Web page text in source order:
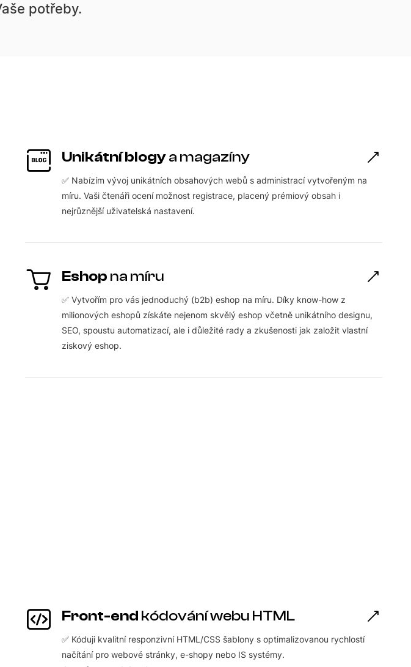
potřeby.
Unikátní blogya magazíny
✅ Nabízím vývoj unikátních obsahových webů s administrací vytvořeným na
míru. Vaši čtenáři ocení možnost registrace, placený prémiový obsah i
nejrůznější uživatelská nastavení.
Eshop na míru
✅ Vytvořím pro vás jednoduchý (b2b) eshop na míru. Díky know-how z
milionových eshopů získáte nejenom skvělý eshop včetně unikátního designu,
SEO, spoustu automatizací, ale i důležité rady a zkušenosti jak založit vlastní
ziskový eshop.
Front-end kódování webu HTML
✅ Kóduji kvalitní responzivní HTML/CSS šablony s optimalizovanou rychlostí
načítání pro webové stránky, e-shopy nebo IS systémy.